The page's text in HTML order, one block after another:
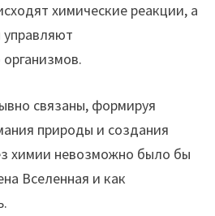
химические реакции, а
управляют
связаны, формируя
природы и создания
химии невозможно было бы
Вселенная и как